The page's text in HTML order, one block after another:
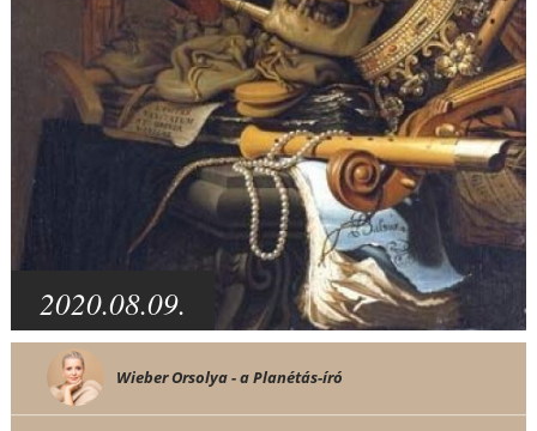
2020.08.09.
Wieber Orsolya - a Planétás-író